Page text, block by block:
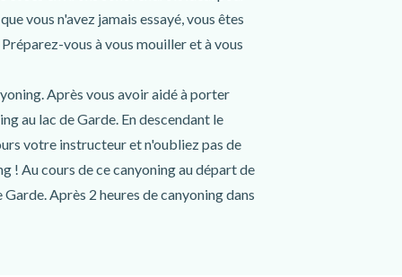
vous n'avez jamais essayé, vous êtes
vous à vous mouiller et à vous
Après vous avoir aidé à porter
au lac de Garde. En descendant le
votre instructeur et n'oubliez pas de
! Au cours de ce canyoning au départ de
Après 2 heures de canyoning dans